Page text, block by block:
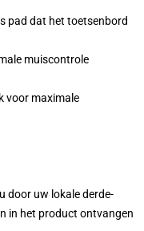
pad dat het toetsenbord
muiscontrole
voor maximale
door uw lokale derde-
in het product ontvangen